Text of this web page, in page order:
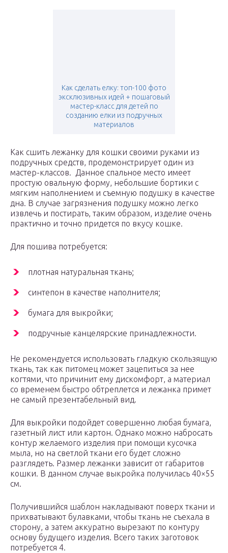
Как сделать елку: топ-100 фото
эксклюзивных идей + пошаговый
мастер-класс для детей по
созданию елки из подручных
материалов
Как сшить лежанку для кошки своими руками из
подручных средств, продемонстрирует один из
мастер-классов. Данное спальное место имеет
простую овальную форму, небольшие бортики с
мягким наполнением и съемную подушку в качестве
дна. В случае загрязнения подушку можно легко
извлечь и постирать, таким образом, изделие очень
практично и точно придется по вкусу кошке.
Для пошива потребуется:
плотная натуральная ткань;
синтепон в качестве наполнителя;
бумага для выкройки;
подручные канцелярские принадлежности.
Не рекомендуется использовать гладкую скользящую
ткань, так как питомец может зацепиться за нее
когтями, что причинит ему дискомфорт, а материал
со временем быстро обтреплется и лежанка примет
не самый презентабельный вид.
Для выкройки подойдет совершенно любая бумага,
газетный лист или картон. Однако можно набросать
контур желаемого изделия при помощи кусочка
мыла, но на светлой ткани его будет сложно
разглядеть. Размер лежанки зависит от габаритов
кошки. В данном случае выкройка получилась 40×55
см.
Получившийся шаблон накладывают поверх ткани и
прихватывают булавками, чтобы ткань не съехала в
сторону, а затем аккуратно вырезают по контуру
основу будущего изделия. Всего таких заготовок
потребуется 4.